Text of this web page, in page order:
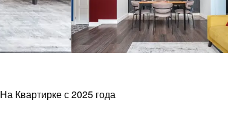
На Квартирке с 2025 года